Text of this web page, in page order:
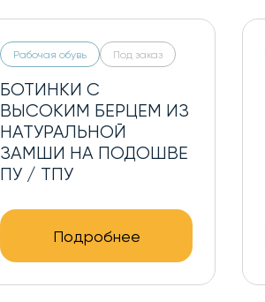
Рабочая обувь Под заказ
БОТИНКИ С
ВЫСОКИМ БЕРЦЕМ ИЗ
НАТУРАЛЬНОЙ
ЗАМШИ НА ПОДОШВЕ
ПУ / ТПУ
Подробнее